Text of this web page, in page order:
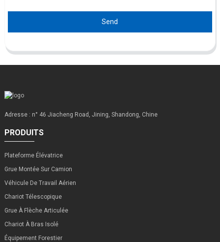
Send
Adresse : n° 46 Jiacheng Road, Jining, Shandong, Chine
PRODUITS
Plateforme Élévatrice
Grue Montée Sur Camion
Véhicule De Travail Aérien
Chariot Télescopique
Grue À Flèche Articulée
Chariot À Bras Isolé
Équipement Forestier